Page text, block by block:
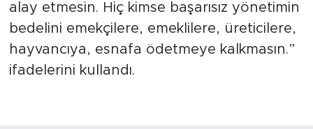
alay etmesin. Hiç kimse başarısız yönetimin
bedelini emekçilere, emeklilere, üreticilere,
hayvancıya, esnafa ödetmeye kalkmasın.”
ifadelerini kullandı.